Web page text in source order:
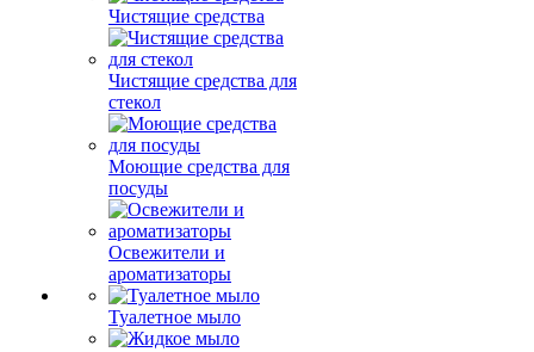
Чистящие средства
Чистящие средства для
стекол
Моющие средства для
посуды
Освежители и
ароматизаторы
Туалетное мыло